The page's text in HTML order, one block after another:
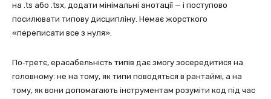
на .ts або .tsx, додати мінімальні анотації — і поступово
посилювати типову дисципліну. Немає жорсткого
«переписати все з нуля».
По‑третє, ерасабельність типів дає змогу зосередитися на
головному: не на тому, як типи поводяться в рантаймі, а на
тому, як вони допомагають інструментам розуміти код під час